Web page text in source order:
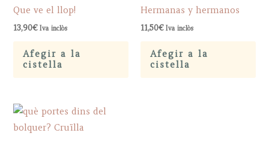
Que ve el llop!
13,90€ Iva inclòs
Afegir a la
cistella
Hermanas y hermanos
11,50€ Iva inclòs
Afegir a la
cistella